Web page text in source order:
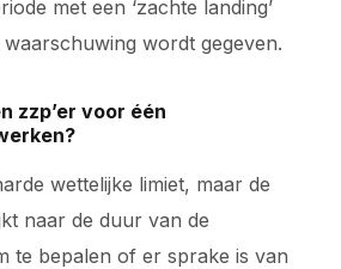
met een ‘zachte landing’
wordt gegeven.
zzp’er voor één
wettelijke limiet, maar de
naar de duur van de
te bepalen of er sprake is van